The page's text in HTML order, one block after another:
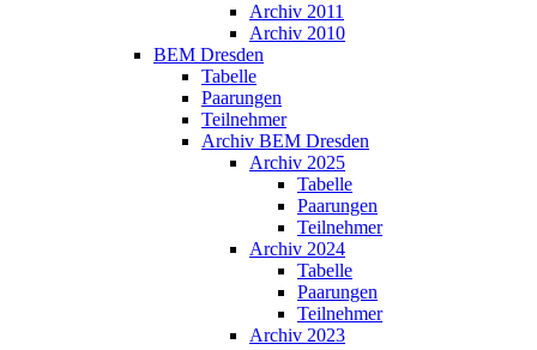
Archiv 2011
Archiv 2010
BEM Dresden
Tabelle
Paarungen
Teilnehmer
Archiv BEM Dresden
Archiv 2025
Tabelle
Paarungen
Teilnehmer
Archiv 2024
Tabelle
Paarungen
Teilnehmer
Archiv 2023